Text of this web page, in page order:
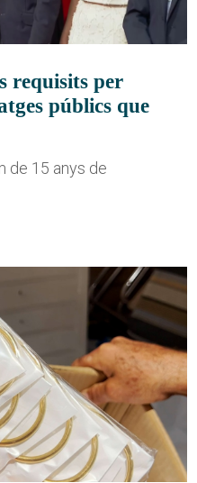
requisits per
públics que
de 15 anys de